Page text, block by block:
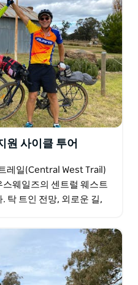
원 사이클 투어
레일(Central West Trail)
웨일즈의 센트럴 웨스트
탁 트인 전망, 외로운 길,